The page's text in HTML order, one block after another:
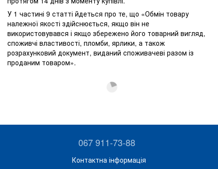
У 1 частині 9 статті йдеться про те, що «Обмін товару
належної якості здійснюється, якщо він не
використовувався і якщо збережено його товарний вигляд,
споживчі властивості, пломби, ярлики, а також
розрахунковий документ, виданий споживачеві разом із
проданим товаром».
067 911-73-88
Контактна інформація